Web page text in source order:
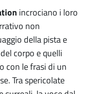
incrociano i loro
non
della pista e
corpo e quelli
con le frasi di un
Tra spericolate